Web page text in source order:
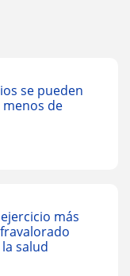
se pueden
de
más
salud